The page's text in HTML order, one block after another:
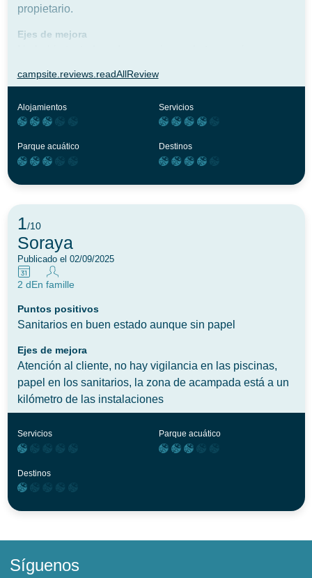
propietario.
Ejes de mejora
descongelar y habia agua. Crei que no funciona muy
que se incluya alguna olla mas grande
campsite.reviews.readAllReview
Alojamientos Servicios
Parque acuático Destinos
1/10
Soraya
Publicado el 02/09/2025
2 dEn famille
Puntos positivos
Sanitarios en buen estado aunque sin papel
Ejes de mejora
Atención al cliente, no hay vigilancia en las piscinas,
papel en los sanitarios, la zona de acampada está a un
kilómetro de las instalaciones
Servicios Parque acuático
Destinos
Síguenos